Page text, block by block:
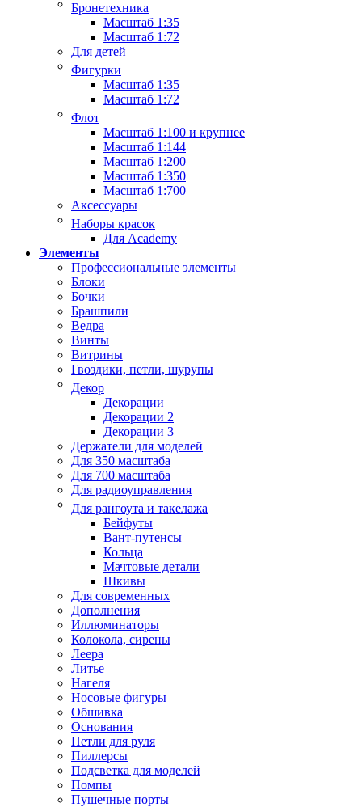
Бронетехника
Масштаб 1:35
Масштаб 1:72
Для детей
Фигурки
Масштаб 1:35
Масштаб 1:72
Флот
Масштаб 1:100 и крупнее
Масштаб 1:144
Масштаб 1:200
Масштаб 1:350
Масштаб 1:700
Аксессуары
Наборы красок
Для Academy
Элементы
Профессиональные элементы
Блоки
Бочки
Брашпили
Ведра
Винты
Витрины
Гвоздики, петли, шурупы
Декор
Декорации
Декорации 2
Декорации 3
Держатели для моделей
Для 350 масштаба
Для 700 масштаба
Для радиоуправления
Для рангоута и такелажа
Бейфуты
Вант-путенсы
Кольца
Мачтовые детали
Шкивы
Для современных
Дополнения
Иллюминаторы
Колокола, сирены
Леера
Литье
Нагеля
Носовые фигуры
Обшивка
Основания
Петли для руля
Пиллерсы
Подсветка для моделей
Помпы
Пушечные порты